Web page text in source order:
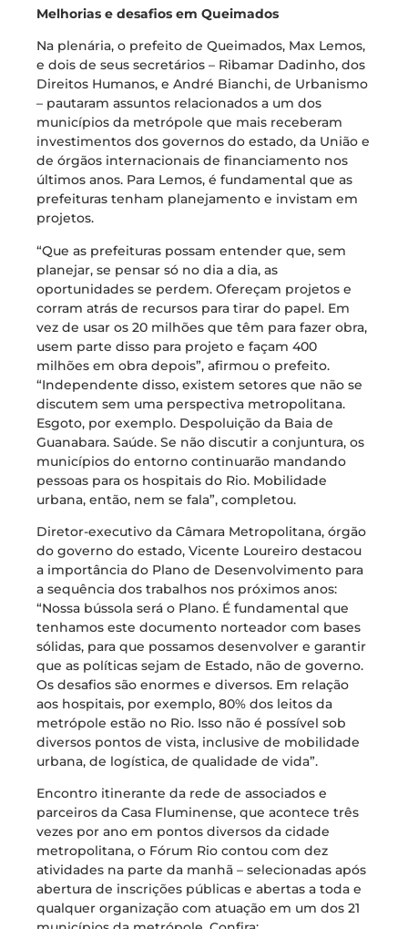
Melhorias e desafios em Queimados
Na plenária, o prefeito de Queimados, Max Lemos,
e dois de seus secretários – Ribamar Dadinho, dos
Direitos Humanos, e André Bianchi, de Urbanismo
– pautaram assuntos relacionados a um dos
municípios da metrópole que mais receberam
investimentos dos governos do estado, da União e
de órgãos internacionais de financiamento nos
últimos anos. Para Lemos, é fundamental que as
prefeituras tenham planejamento e invistam em
projetos.
“Que as prefeituras possam entender que, sem
planejar, se pensar só no dia a dia, as
oportunidades se perdem. Ofereçam projetos e
corram atrás de recursos para tirar do papel. Em
vez de usar os 20 milhões que têm para fazer obra,
usem parte disso para projeto e façam 400
milhões em obra depois”, afirmou o prefeito.
“Independente disso, existem setores que não se
discutem sem uma perspectiva metropolitana.
Esgoto, por exemplo. Despoluição da Baia de
Guanabara. Saúde. Se não discutir a conjuntura, os
municípios do entorno continuarão mandando
pessoas para os hospitais do Rio. Mobilidade
urbana, então, nem se fala”, completou.
Diretor-executivo da Câmara Metropolitana, órgão
do governo do estado, Vicente Loureiro destacou
a importância do Plano de Desenvolvimento para
a sequência dos trabalhos nos próximos anos:
“Nossa bússola será o Plano. É fundamental que
tenhamos este documento norteador com bases
sólidas, para que possamos desenvolver e garantir
que as políticas sejam de Estado, não de governo.
Os desafios são enormes e diversos. Em relação
aos hospitais, por exemplo, 80% dos leitos da
metrópole estão no Rio. Isso não é possível sob
diversos pontos de vista, inclusive de mobilidade
urbana, de logística, de qualidade de vida”.
Encontro itinerante da rede de associados e
parceiros da Casa Fluminense, que acontece três
vezes por ano em pontos diversos da cidade
metropolitana, o Fórum Rio contou com dez
atividades na parte da manhã – selecionadas após
abertura de inscrições públicas e abertas a toda e
qualquer organização com atuação em um dos 21